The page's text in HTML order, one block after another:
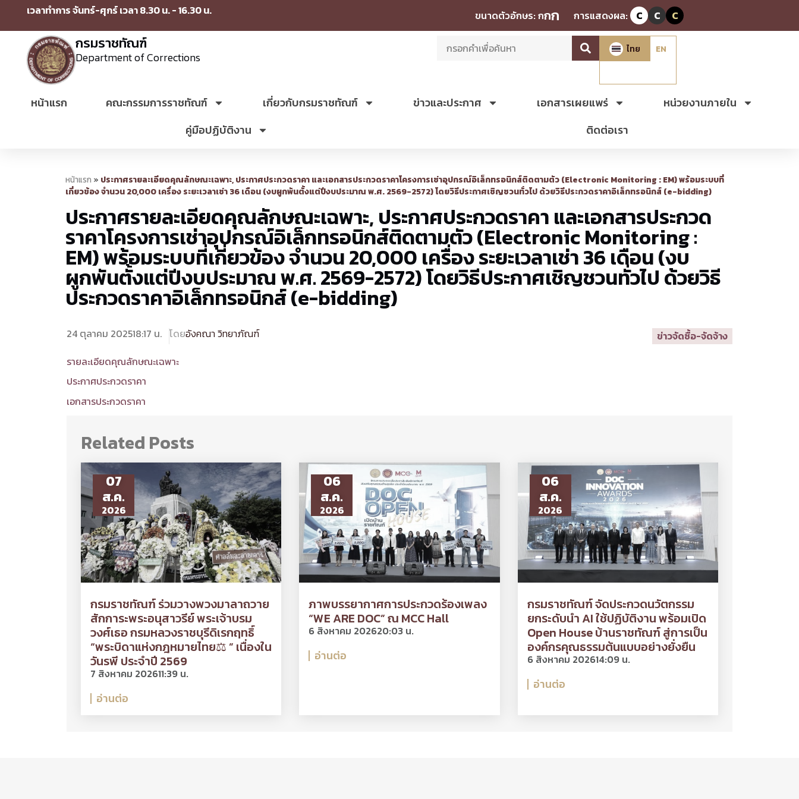
เวลาทำการ จันทร์-ศุกร์ เวลา 8.30 น. - 16.30 น. ขนาดตัวอักษร:กกก การแสดงผล: C C C
กรมราชทัณฑ์
Department of Corrections
ไทย EN
หน้าแรก คณะกรรมการราชทัณฑ์ เกี่ยวกับกรมราชทัณฑ์ ข่าวและประกาศ เอกสารเผยแพร่
หน่วยงานภายใน
คู่มือปฏิบัติงาน
ติดต่อเรา
หน้าแรก » ประกาศรายละเอียดคุณลักษณะเฉพาะ, ประกาศประกวดราคา และเอกสารประกวดราคาโครงการเช่าอุปกรณ์อิเล็กทรอนิกส์ติดตามตัว (Electronic Monitoring : EM) พร้อมระบบที่
เกี่ยวข้อง จำนวน 20,000 เครื่อง ระยะเวลาเช่า 36 เดือน (งบผูกพันตั้งแต่ปีงบประมาณ พ.ศ. 2569-2572) โดยวิธีประกาศเชิญชวนทั่วไป ด้วยวิธีประกวดราคาอิเล็กทรอนิกส์ (e-bidding)
ประกาศรายละเอียดคุณลักษณะเฉพาะ, ประกาศประกวดราคา และเอกสารประกวด
ราคาโครงการเช่าอุปกรณ์อิเล็กทรอนิกส์ติดตามตัว (Electronic Monitoring :
EM) พร้อมระบบที่เกี่ยวข้อง จำนวน 20,000 เครื่อง ระยะเวลาเช่า 36 เดือน (งบ
ผูกพันตั้งแต่ปีงบประมาณ พ.ศ. 2569-2572) โดยวิธีประกาศเชิญชวนทั่วไป ด้วยวิธี
ประกวดราคาอิเล็กทรอนิกส์ (e-bidding)
24 ตุลาคม 202518:17 น. โดยอังคณา วิทยาภัณฑ์
ข่าวจัดซื้อ-จัดจ้าง
รายละเอียดคุณลักษณะเฉพาะ
ประกาศประกวดราคา
เอกสารประกวดราคา
Related Posts
07
ส.ค.
2026
กรมราชทัณฑ์ ร่วมวางพวงมาลาถวาย
สักการะพระอนุสาวรีย์ พระเจ้าบรม
วงศ์เธอ กรมหลวงราชบุรีดิเรกฤทธิ์
“พระบิดาแห่งกฎหมายไทย⚖ ” เนื่องใน
วันรพี ประจำปี 2569
7 สิงหาคม 202611:39 น.
อ่านต่อ
06
ส.ค.
2026
ภาพบรรยากาศการประกวดร้องเพลง
“WE ARE DOC” ณ MCC Hall
6 สิงหาคม 202620:03 น.
อ่านต่อ
06
ส.ค.
2026
กรมราชทัณฑ์ จัดประกวดนวัตกรรม
ยกระดับนำ AI ใช้ปฏิบัติงาน พร้อมเปิด
Open House บ้านราชทัณฑ์ สู่การเป็น
องค์กรคุณธรรมต้นแบบอย่างยั่งยืน
6 สิงหาคม 202614:09 น.
อ่านต่อ